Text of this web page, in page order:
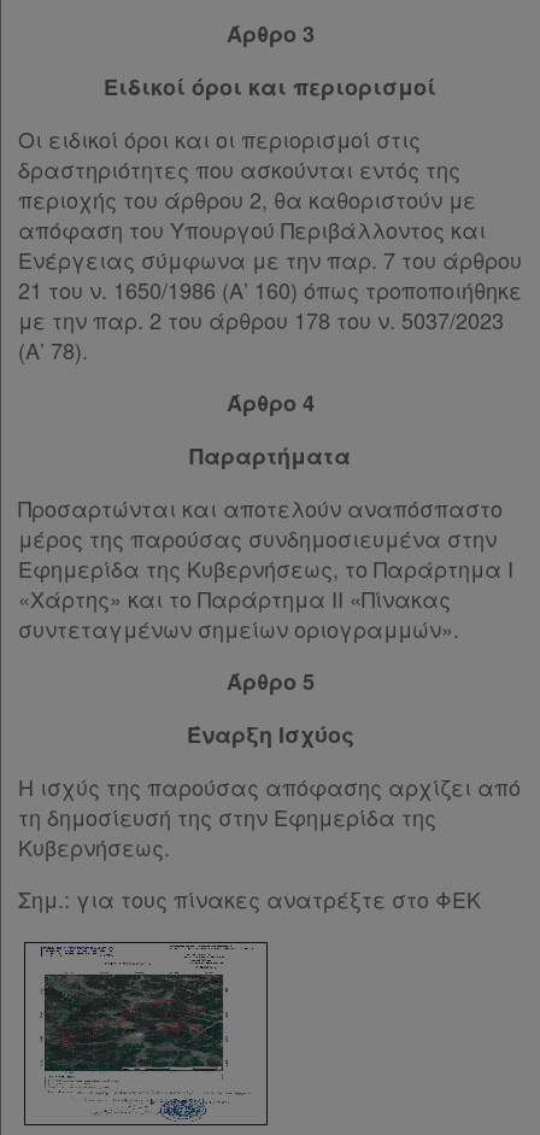
Άρθρο 3
Ειδικοί όροι και περιορισμοί
Οι ειδικοί όροι και οι περιορισμοί στις
δραστηριότητες που ασκούνται εντός της
περιοχής του άρθρου 2, θα καθοριστούν με
απόφαση του Υπουργού Περιβάλλοντος και
Ενέργειας σύμφωνα με την παρ. 7 του άρθρου
21 του ν. 1650/1986 (Α’ 160) όπως τροποποιήθηκε
με την παρ. 2 του άρθρου 178 του ν. 5037/2023
(Α’ 78).
Άρθρο 4
Παραρτήματα
Προσαρτώνται και αποτελούν αναπόσπαστο
μέρος της παρούσας συνδημοσιευμένα στην
Εφημερίδα της Κυβερνήσεως, το Παράρτημα I
«Χάρτης» και το Παράρτημα II «Πίνακας
συντεταγμένων σημείων οριογραμμών».
Άρθρο 5
Έναρξη Ισχύος
Η ισχύς της παρούσας απόφασης αρχίζει από
τη δημοσίευσή της στην Εφημερίδα της
Κυβερνήσεως.
Σημ.: για τους πίνακες ανατρέξτε στο ΦΕΚ